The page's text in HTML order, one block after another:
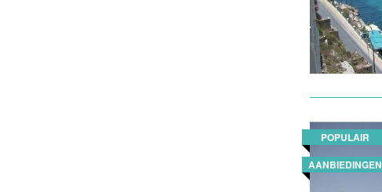
POPULAIR
AANBIEDINGEN